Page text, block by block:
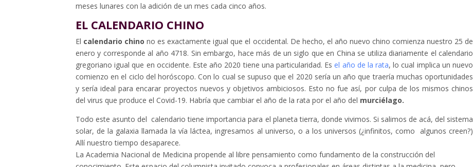
meses lunares con la adición de un mes cada cinco años.
EL CALENDARIO CHINO
El calendario chino no es exactamente igual que el occidental. De hecho, el año nuevo chino comienza nuestro 25 de
enero y corresponde al año 4718. Sin embargo, hace más de un siglo que en China se utiliza diariamente el calendario
gregoriano igual que en occidente. Este año 2020 tiene una particularidad. Esel año de la rata, lo cual implica un nuevo
comienzo en el ciclo del horóscopo. Con lo cual se supuso que el 2020 sería un año que traería muchas oportunidades
y sería ideal para encarar proyectos nuevos y objetivos ambiciosos. Esto no fue así, por culpa de los mismos chinos
del virus que produce el Covid-19. Habría que cambiar el año de la rata por el año del murciélago.
Todo este asunto del calendario tiene importancia para el planeta tierra, donde vivimos. Si salimos de acá, del sistema
solar, de la galaxia llamada la vía láctea, ingresamos al universo, o a los universos (¿infinitos, como algunos creen?)
Allí nuestro tiempo desaparece.
La Academia Nacional de Medicina propende al libre pensamiento como fundamento de la construcción del